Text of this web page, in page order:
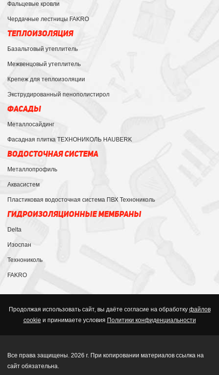
Фальцевые кровли
Чердачные лестницы FAKRO
ТЕПЛОИЗОЛЯЦИЯ
Базальтовый утеплитель
Межвенцовый утеплитель
Крепеж для теплоизоляции
Экструдированный пенополистирол
ФАСАДЫ
Металлосайдинг
Фасадная плитка ТЕХНОНИКОЛЬ HAUBERK
ВОДОСТОЧНАЯ СИСТЕМА
Металлопрофиль
Аквасистем
Пластиковая водосточная система ПВХ Технониколь
ГИДРОИЗОЛЯЦИОННЫЕ МЕМБРАНЫ
Delta
Изоспан
Технониколь
FAKRO
Продолжая использовать сайт, вы даёте согласие на обработку файлов
cookie и принимаете условия Политики конфиденциальности
Все права защищены. 2026 г. При копировании материалов ссылка на
сайт обязательна.